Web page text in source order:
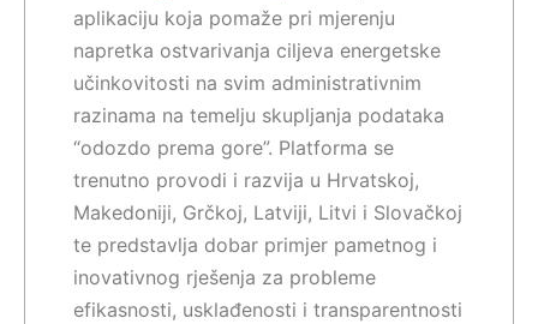
aplikaciju koja pomaže pri mjerenju
napretka ostvarivanja ciljeva energetske
učinkovitosti na svim administrativnim
razinama na temelju skupljanja podataka
“odozdo prema gore”. Platforma se
trenutno provodi i razvija u Hrvatskoj,
Makedoniji, Grčkoj, Latviji, Litvi i Slovačkoj
te predstavlja dobar primjer pametnog i
inovativnog rješenja za probleme
efikasnosti, usklađenosti i transparentnosti